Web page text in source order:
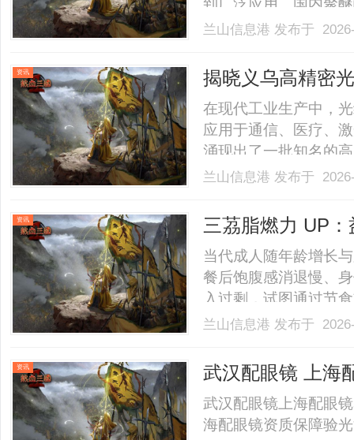
到广泛应用。国内聚
疗等高端领域，特别
多重要工业应用的理
兰山信息港 发布于
资讯 揭晓义乌高精密
在现代工业生产中，
应用于通信、医疗、
涌现出了一批知名的
的技术，引领着行业
精密光纤切割机的市
场.........
兰山信息港 发布于
资讯 三茘脂燃力 UP
当代成人随年龄增长
餐后饱腹感消退慢、
入过剩，试图通过节
境。......
兰山信息港 发布于
资讯 武汉配眼镜 上海
武汉配眼镜上海配眼
海配眼镜资质保障验